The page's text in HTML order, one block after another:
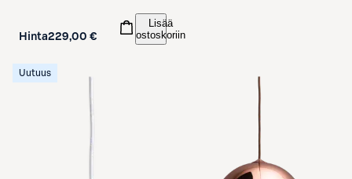
Hinta229,00 €
Lisää
ostoskoriin
Uutuus